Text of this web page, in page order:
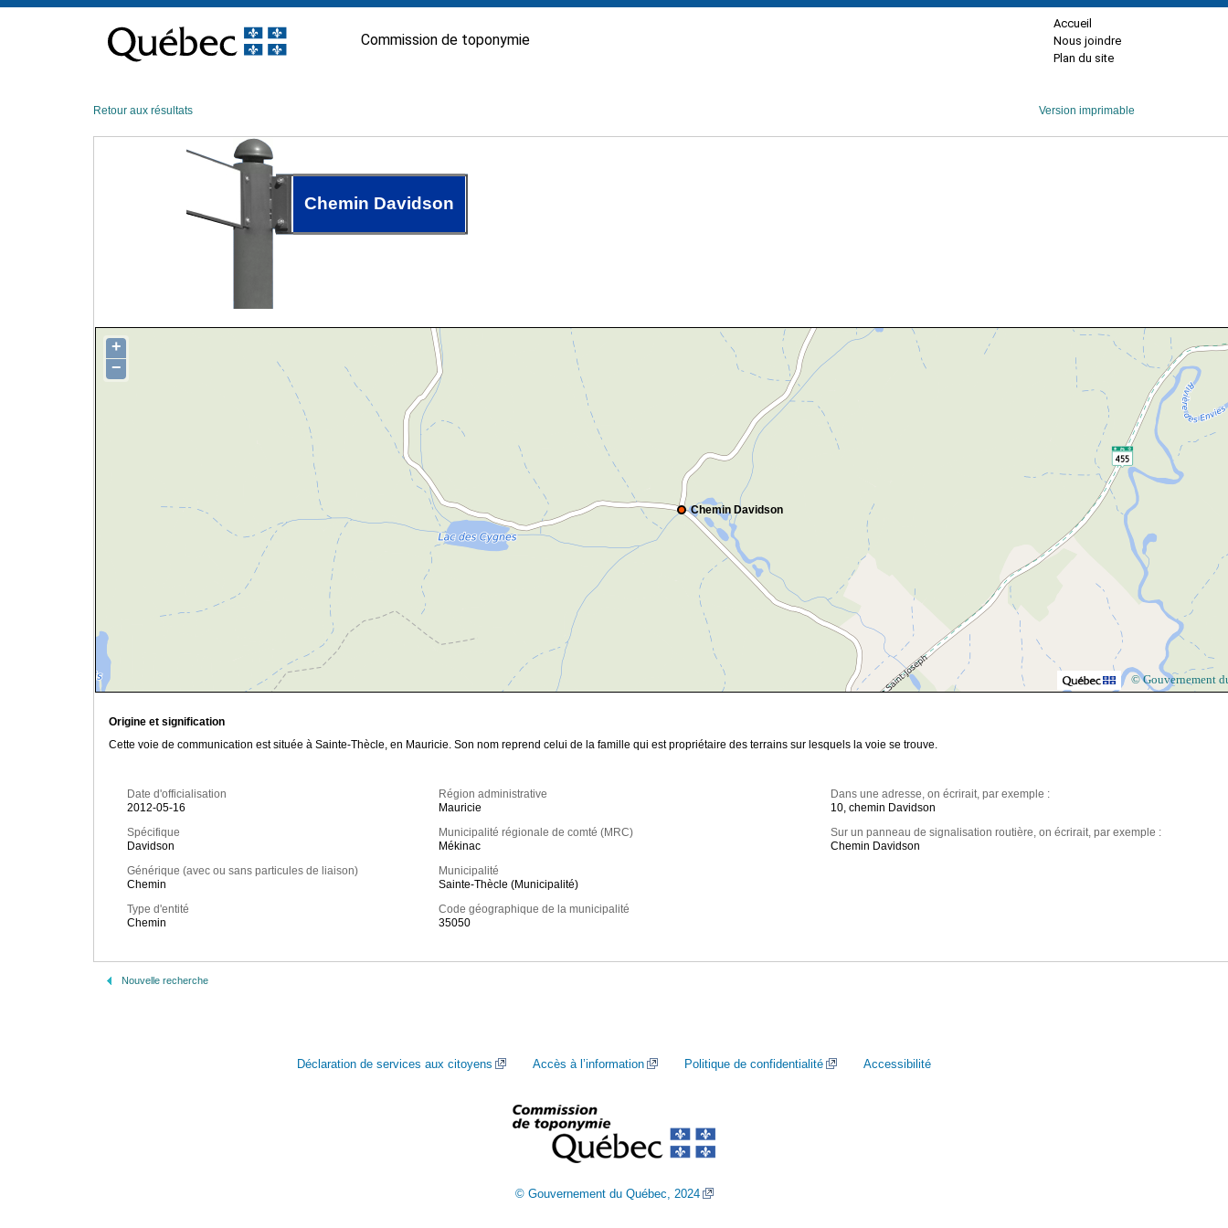
contenu
Commission de toponymie
Accueil
Nous joindre
Plan du site
Retour aux résultats Version imprimable
Chemin Davidson
Chemin Davidson
+
−
© Gouvernement
Origine et signification
Cette voie de communication est située à Sainte-Thècle, en Mauricie. Son nom reprend celui de la famille qui est propriétaire des terrains sur lesquels la voie se trouve.
Date d'officialisation
2012-05-16
Spécifique
Davidson
Générique (avec ou sans particules de liaison)
Chemin
Type d'entité
Chemin
Région administrative
Mauricie
Municipalité régionale de comté (MRC)
Mékinac
Municipalité
Sainte-Thècle (Municipalité)
Code géographique de la municipalité
35050
Dans une adresse, on écrirait, par exemple :
10, chemin Davidson
Sur un panneau de signalisation routière, on écrirait, par exemple :
Chemin Davidson
Nouvelle recherche
Déclaration de services aux citoyens Accès à l’information Politique de confidentialité Accessibilité
© Gouvernement du Québec, 2024